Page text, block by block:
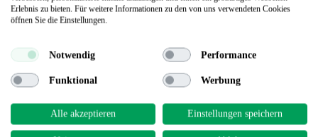
Terrassendielen
Erlebnis zu bieten. Für weitere Informationen zu den von uns verwendeten Cookies
öffnen Sie die Einstellungen.
Notwendig Performance
Funktional Werbung
Alle akzeptieren Einstellungen speichern